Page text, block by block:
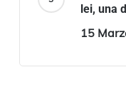
lei, una
15